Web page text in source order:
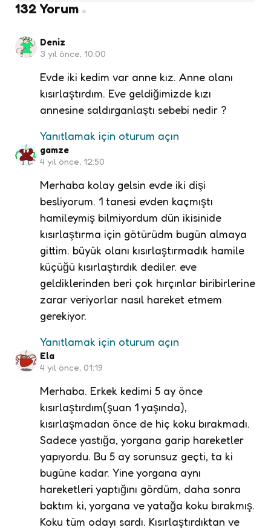
132 Yorum
Deniz
3 yıl önce, 10:00
Evde iki kedim var anne kız. Anne olanı
kısırlaştırdım. Eve geldiğimizde kızı
annesine saldırganlaştı sebebi nedir ?
Yanıtlamak için oturum açın
gamze
4 yıl önce, 12:50
Merhaba kolay gelsin evde iki dişi
besliyorum. 1 tanesi evden kaçmıştı
hamileymiş bilmiyordum dün ikisinide
kısırlaştırma için götürüdm bugün almaya
gittim. büyük olanı kısırlaştırmadık hamile
küçüğü kısırlaştırdık dediler. eve
geldiklerinden beri çok hırçınlar biribirlerine
zarar veriyorlar nasıl hareket etmem
gerekiyor.
Yanıtlamak için oturum açın
Ela
4 yıl önce, 01:19
Merhaba. Erkek kedimi 5 ay önce
kısırlaştırdım(şuan 1 yaşında),
kısırlaşmadan önce de hiç koku bırakmadı.
Sadece yastığa, yorgana garip hareketler
yapıyordu. Bu 5 ay sorunsuz geçti, ta ki
bugüne kadar. Yine yorgana aynı
hareketleri yaptığını gördüm, daha sonra
baktım ki, yorgana ve yatağa koku bırakmış.
Koku tüm odayı sardı. Kısırlaştırdıktan ve